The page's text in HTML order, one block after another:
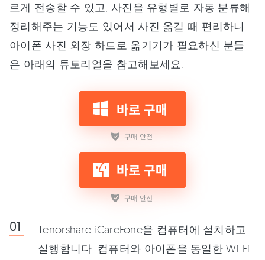
르게 전송할 수 있고, 사진을 유형별로 자동 분류해
정리해주는 기능도 있어서 사진 옮길 때 편리하니
아이폰 사진 외장 하드로 옮기기가 필요하신 분들
은 아래의 튜토리얼을 참고해보세요.
Tenorshare iCareFone을 컴퓨터에 설치하고
실행합니다. 컴퓨터와 아이폰을 동일한 Wi-Fi